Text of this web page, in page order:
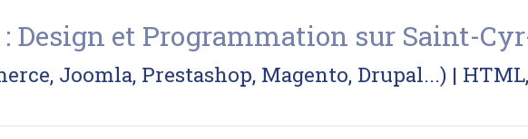
Design et Programmation sur Saint-
Joomla, Prestashop, Magento, Drupal...) | HTML,